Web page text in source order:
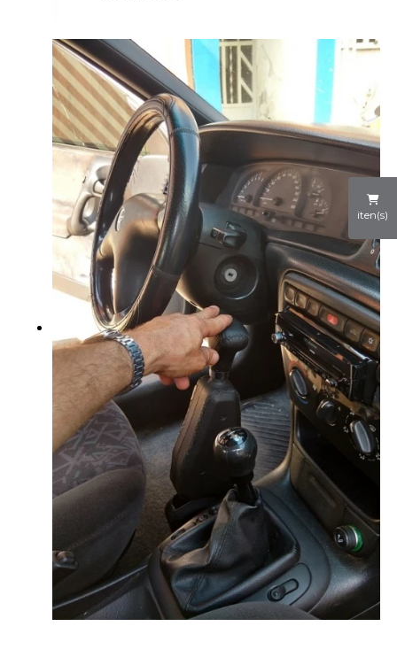
iten(s)